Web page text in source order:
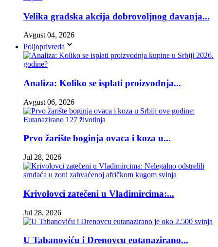
Velika gradska akcija dobrovoljnog davanja...
Avgust 04, 2026
Poljoprivreda
Analiza: Koliko se isplati proizvodnja...
Avgust 06, 2026
Prvo žarište boginja ovaca i koza u...
Jul 28, 2026
Krivolovci zatečeni u Vladimircima:...
Jul 28, 2026
U Tabanoviću i Drenovcu eutanazirano...